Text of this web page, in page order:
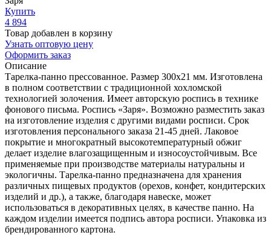
Купить
4 894
Товар добавлен в корзину
Узнать оптовую цену
Оформить заказ
Описание
Тарелка-панно прессованное. Размер 300х21 мм. Изготовлена
в полном соответствии с традиционной хохломской
технологией золочения. Имеет авторскую роспись в технике
фонового письма. Роспись «Заря». Возможно разместить заказ
на изготовление изделия с другими видами росписи. Срок
изготовления персонального заказа 21-45 дней. Лаковое
покрытие и многократный высокотемпературный обжиг
делает изделие влагозащищенным и износоустойчивым. Все
применяемые при производстве материалы натуральны и
экологичны. Тарелка-панно предназначена для хранения
различных пищевых продуктов (орехов, конфет, кондитерских
изделий и др.), а также, благодаря навеске, может
использоваться в декоративных целях, в качестве панно. На
каждом изделии имеется подпись автора росписи. Упаковка из
брендированного картона.